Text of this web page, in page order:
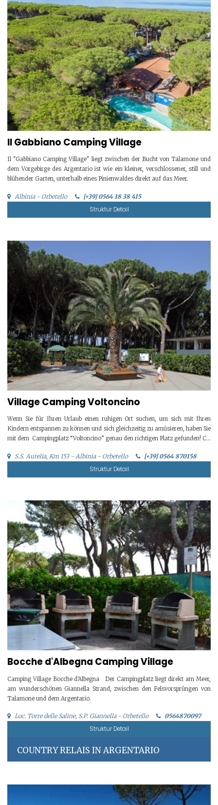
Il Gabbiano Camping Village
Il "Gabbiano Camping Village" liegt zwischen der Bucht von Talamone und
dem Vorgebirge des Argentario ist wie ein kleiner, verschlossener, still und
blühender Garten, unterhalb eines Pinienwaldes direkt auf das Meer.
Albinia - Orbetello [+39] 0564 18 38 415
Struktur Detail
Village Camping Voltoncino
Wenn Sie für Ihren Urlaub einen ruhigen Ort suchen, um sich mit Ihren
Kindern entspannen zu können und sich gleichzeitig zu amüsieren, haben Sie
mit dem Campingplatz “Voltoncino” genau den richtigen Platz gefunden! C...
S.S. Aurelia, Km 153 - Albinia - Orbetello [+39] 0564 870158
Struktur Detail
Bocche d'Albegna Camping Village
Camping Village Bocche d'Albegna Der Campingplatz liegt direkt am Meer,
am wunderschönen Giannella Strand, zwischen den Felsvorsprüngen von
Talamone und dem Argentario.
Loc. Torre delle Saline, S.P. Giannella - Orbetello 0564870097
Struktur Detail
COUNTRY RELAIS IN ARGENTARIO